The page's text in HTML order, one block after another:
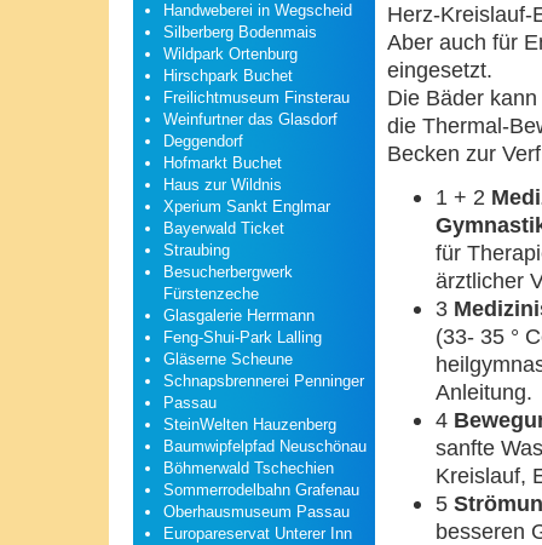
Handweberei in Wegscheid
Silberberg Bodenmais
Wildpark Ortenburg
Hirschpark Buchet
Freilichtmuseum Finsterau
Weinfurtner das Glasdorf
Deggendorf
Hofmarkt Buchet
Haus zur Wildnis
Xperium Sankt Englmar
Bayerwald Ticket
Straubing
Besucherbergwerk
Fürstenzeche
Glasgalerie Herrmann
Feng-Shui-Park Lalling
Gläserne Scheune
Schnapsbrennerei Penninger
Passau
SteinWelten Hauzenberg
Baumwipfelpfad Neuschönau
Böhmerwald Tschechien
Sommerrodelbahn Grafenau
Oberhausmuseum Passau
Europareservat Unterer Inn
Herz-Kreislauf-
Aber auch für
eingesetzt.
Die Bäder
die Thermal-
Becken zur
1 + 2
für
ärztlicher
3
(33- 35 °
Anleitung.
4
sanfte
Kreislauf,
5
besseren